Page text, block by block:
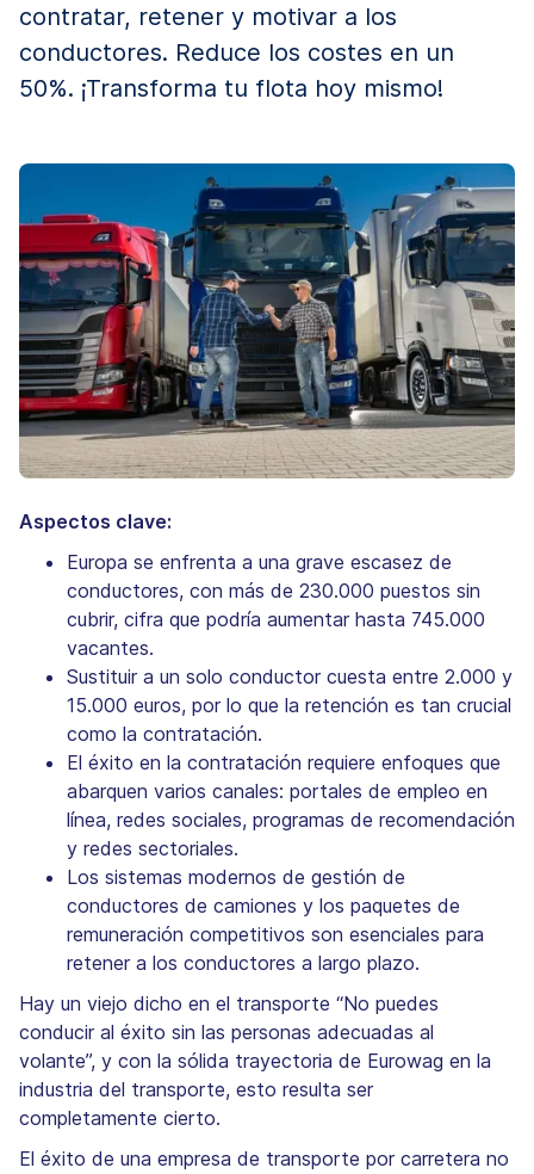
contratar, retener y motivar a los
conductores. Reduce los costes en un
50%. ¡Transforma tu flota hoy mismo!
Aspectos clave:
Europa se enfrenta a una grave escasez de
conductores, con más de 230.000 puestos sin
cubrir, cifra que podría aumentar hasta 745.000
vacantes.
Sustituir a un solo conductor cuesta entre 2.000 y
15.000 euros, por lo que la retención es tan crucial
como la contratación.
El éxito en la contratación requiere enfoques que
abarquen varios canales: portales de empleo en
línea, redes sociales, programas de recomendación
y redes sectoriales.
Los sistemas modernos de gestión de
conductores de camiones y los paquetes de
remuneración competitivos son esenciales para
retener a los conductores a largo plazo.
Hay un viejo dicho en el transporte “No puedes
conducir al éxito sin las personas adecuadas al
volante”, y con la sólida trayectoria de Eurowag en la
industria del transporte, esto resulta ser
completamente cierto.
El éxito de una empresa de transporte por carretera no